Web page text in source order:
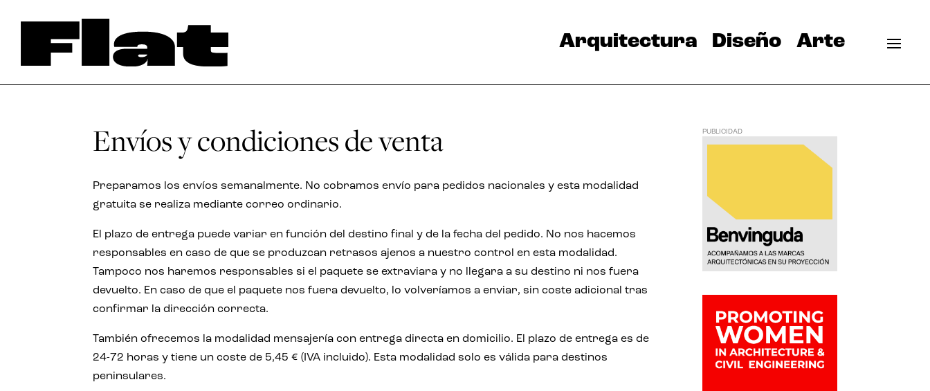
Arquitectura Diseño Arte
Envíos y condiciones de venta
Preparamos los envíos semanalmente. No cobramos envío para pedidos nacionales y esta modalidad
gratuita se realiza mediante correo ordinario.
El plazo de entrega puede variar en función del destino final y de la fecha del pedido. No nos hacemos
responsables en caso de que se produzcan retrasos ajenos a nuestro control en esta modalidad.
Tampoco nos haremos responsables si el paquete se extraviara y no llegara a su destino ni nos fuera
devuelto. En caso de que el paquete nos fuera devuelto, lo volveríamos a enviar, sin coste adicional tras
confirmar la dirección correcta.
También ofrecemos la modalidad mensajería con entrega directa en domicilio. El plazo de entrega es de
24-72 horas y tiene un coste de 5,45 € (IVA incluido). Esta modalidad solo es válida para destinos
peninsulares.
PUBLICIDAD